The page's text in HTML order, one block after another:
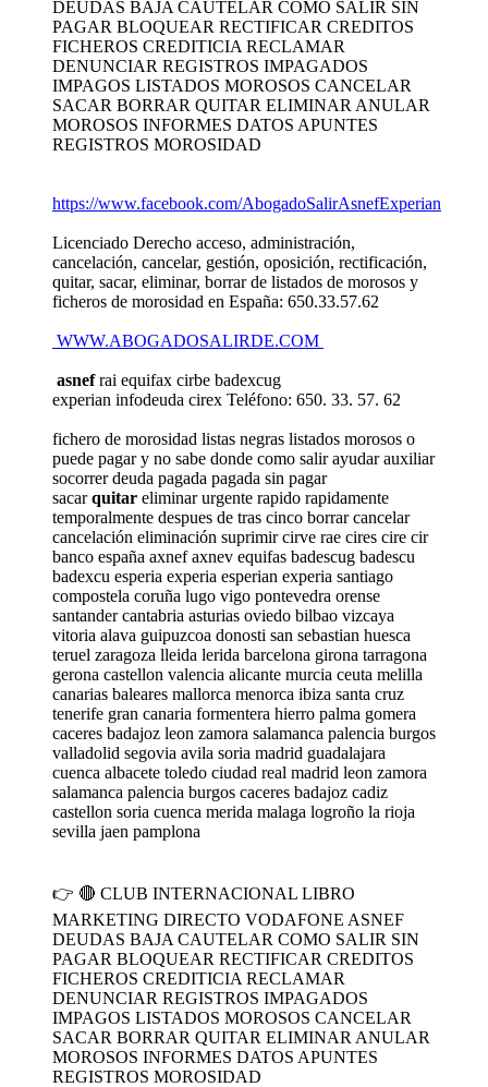
DEUDAS BAJA CAUTELAR COMO SALIR SIN
PAGAR BLOQUEAR RECTIFICAR CREDITOS
FICHEROS CREDITICIA RECLAMAR
DENUNCIAR REGISTROS IMPAGADOS
IMPAGOS LISTADOS MOROSOS CANCELAR
SACAR BORRAR QUITAR ELIMINAR ANULAR
MOROSOS INFORMES DATOS APUNTES
REGISTROS MOROSIDAD
https://www.facebook.com/AbogadoSalirAsnefExperian
Licenciado Derecho acceso, administración,
cancelación, cancelar, gestión, oposición, rectificación,
quitar, sacar, eliminar, borrar de listados de morosos y
ficheros de morosidad en España: 650.33.57.62
WWW.ABOGADOSALIRDE.COM
asnefrai equifax cirbe badexcug
experian infodeuda cirex Teléfono: 650. 33. 57. 62
fichero de morosidad listas negras listados morosos o
puede pagar y no sabe donde como salir ayudar auxiliar
socorrer deuda pagada pagada sin pagar
sacarquitar eliminar urgente rapido rapidamente
temporalmente despues de tras cinco borrar cancelar
cancelación eliminación suprimir cirve rae cires cire cir
banco españa axnef axnev equifas badescug badescu
badexcu esperia experia esperian experia santiago
compostela coruña lugo vigo pontevedra orense
santander cantabria asturias oviedo bilbao vizcaya
vitoria alava guipuzcoa donosti san sebastian huesca
teruel zaragoza lleida lerida barcelona girona tarragona
gerona castellon valencia alicante murcia ceuta melilla
canarias baleares mallorca menorca ibiza santa cruz
tenerife gran canaria formentera hierro palma gomera
caceres badajoz leon zamora salamanca palencia burgos
valladolid segovia avila soria madrid guadalajara
cuenca albacete toledo ciudad real madrid leon zamora
salamanca palencia burgos caceres badajoz cadiz
castellon soria cuenca merida malaga logroño la rioja
sevilla jaen pamplona
👉 🔴 CLUB INTERNACIONAL LIBRO
MARKETING DIRECTO VODAFONE ASNEF
DEUDAS BAJA CAUTELAR COMO SALIR SIN
PAGAR BLOQUEAR RECTIFICAR CREDITOS
FICHEROS CREDITICIA RECLAMAR
DENUNCIAR REGISTROS IMPAGADOS
IMPAGOS LISTADOS MOROSOS CANCELAR
SACAR BORRAR QUITAR ELIMINAR ANULAR
MOROSOS INFORMES DATOS APUNTES
REGISTROS MOROSIDAD